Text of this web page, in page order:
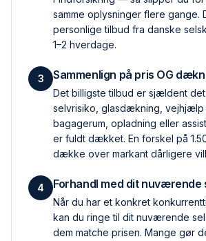
samme oplysninger flere gange.
personlige tilbud fra danske
1–2 hverdage.
3 Sammenlign på pris OG
Det billigste tilbud er sjældent
selvrisiko, glas­dækning, vejhjælp
bagagerum, opladning eller
er fuldt dækket. En forskel på
dække over markant dårligere
4 Forhandl med dit nuværende
Når du har et konkret
kan du ringe til dit nuværende
dem matche prisen. Mange gør